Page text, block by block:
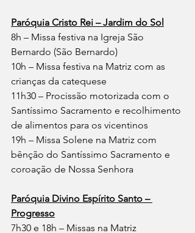
Paróquia Cristo Rei – Jardim do Sol
8h – Missa festiva na Igreja São
Bernardo (São Bernardo)
10h – Missa festiva na Matriz com as
crianças da catequese
11h30 – Procissão motorizada com o
Santíssimo Sacramento e recolhimento
de alimentos para os vicentinos
19h – Missa Solene na Matriz com
bênção do Santíssimo Sacramento e
coroação de Nossa Senhora
Paróquia Divino Espírito Santo –
Progresso
7h30 e 18h – Missas na Matriz